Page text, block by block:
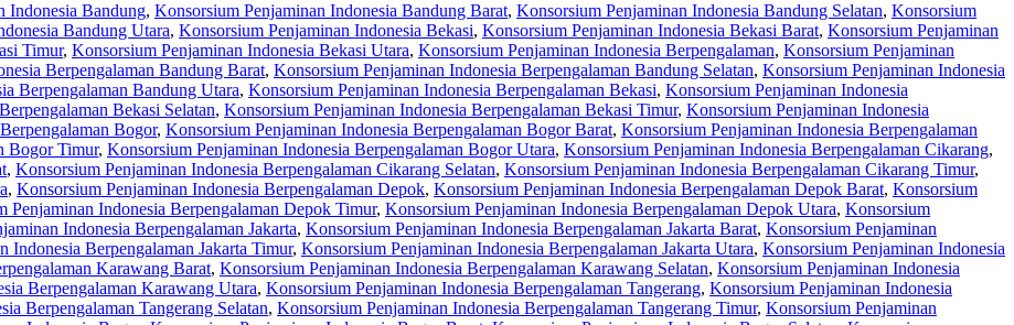
Indonesia Bandung, Konsorsium Penjaminan Indonesia Bandung Barat, Konsorsium Penjaminan Indonesia Bandung Selatan, Konsorsium
Bandung Utara, Konsorsium Penjaminan Indonesia Bekasi, Konsorsium Penjaminan Indonesia Bekasi Barat, Konsorsium Penjaminan
Timur, Konsorsium Penjaminan Indonesia Bekasi Utara, Konsorsium Penjaminan Indonesia Berpengalaman, Konsorsium Penjaminan
Berpengalaman Bandung Barat, Konsorsium Penjaminan Indonesia Berpengalaman Bandung Selatan, Konsorsium Penjaminan Indonesia
Berpengalaman Bandung Utara, Konsorsium Penjaminan Indonesia Berpengalaman Bekasi, Konsorsium Penjaminan Indonesia
Bekasi Selatan, Konsorsium Penjaminan Indonesia Berpengalaman Bekasi Timur, Konsorsium Penjaminan Indonesia
Bogor, Konsorsium Penjaminan Indonesia Berpengalaman Bogor Barat, Konsorsium Penjaminan Indonesia Berpengalaman
Bogor Timur, Konsorsium Penjaminan Indonesia Berpengalaman Bogor Utara, Konsorsium Penjaminan Indonesia Berpengalaman Cikarang,
, Konsorsium Penjaminan Indonesia Berpengalaman Cikarang Selatan, Konsorsium Penjaminan Indonesia Berpengalaman Cikarang Timur,
, Konsorsium Penjaminan Indonesia Berpengalaman Depok, Konsorsium Penjaminan Indonesia Berpengalaman Depok Barat, Konsorsium
Penjaminan Indonesia Berpengalaman Depok Timur, Konsorsium Penjaminan Indonesia Berpengalaman Depok Utara, Konsorsium
Indonesia Berpengalaman Jakarta, Konsorsium Penjaminan Indonesia Berpengalaman Jakarta Barat, Konsorsium Penjaminan
Indonesia Berpengalaman Jakarta Timur, Konsorsium Penjaminan Indonesia Berpengalaman Jakarta Utara, Konsorsium Penjaminan Indonesia
Karawang Barat, Konsorsium Penjaminan Indonesia Berpengalaman Karawang Selatan, Konsorsium Penjaminan Indonesia
Berpengalaman Karawang Utara, Konsorsium Penjaminan Indonesia Berpengalaman Tangerang, Konsorsium Penjaminan Indonesia
Berpengalaman Tangerang Selatan, Konsorsium Penjaminan Indonesia Berpengalaman Tangerang Timur, Konsorsium Penjaminan